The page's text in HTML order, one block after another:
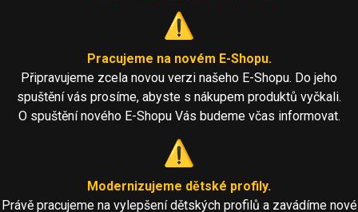
⚠️
Pracujeme na novém E-Shopu.
Připravujeme zcela novou verzi našeho E-Shopu. Do jeho
spuštění vás prosíme, abyste s nákupem produktů vyčkali.
O spuštění nového E-Shopu Vás budeme včas informovat.
⚠️
Modernizujeme dětské profily.
Právě pracujeme na vylepšení dětských profilů a zavádíme nové